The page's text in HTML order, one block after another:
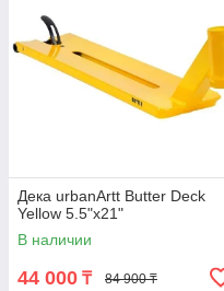
Дека urbanArtt Butter Deck
Yellow 5.5"x21"
В наличии
44 000 ₸ 84 900 ₸